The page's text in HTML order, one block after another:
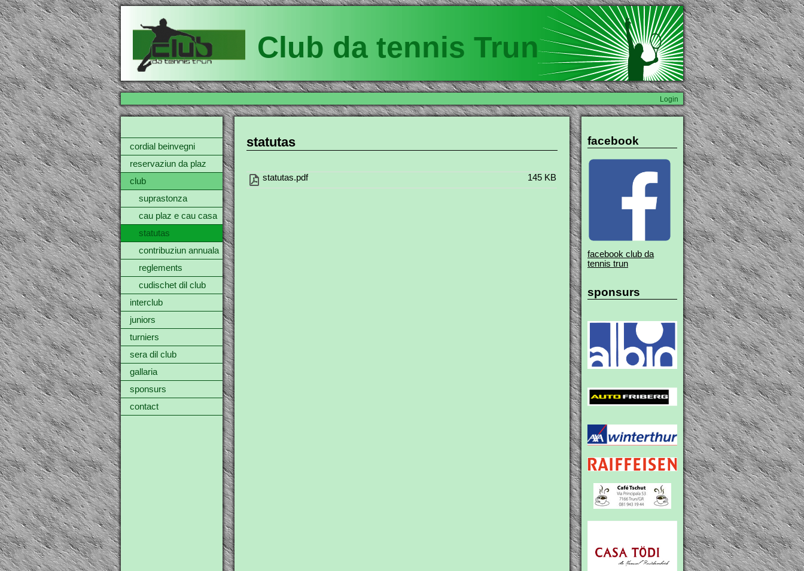
Club da tennis Trun
Login
cordial beinvegni
reservaziun da plaz
club
suprastonza
cau plaz e cau casa
statutas
contribuziun annuala
reglements
cudischet dil club
interclub
juniors
turniers
sera dil club
gallaria
sponsurs
contact
statutas
statutas.pdf 145 KB
facebook
facebook club da
tennis trun
sponsurs